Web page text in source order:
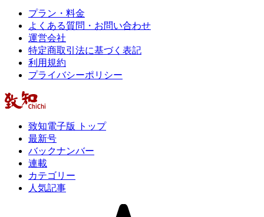
プラン・料金
よくある質問・お問い合わせ
運営会社
特定商取引法に基づく表記
利用規約
プライバシーポリシー
致知電子版 トップ
最新号
バックナンバー
連載
カテゴリー
人気記事